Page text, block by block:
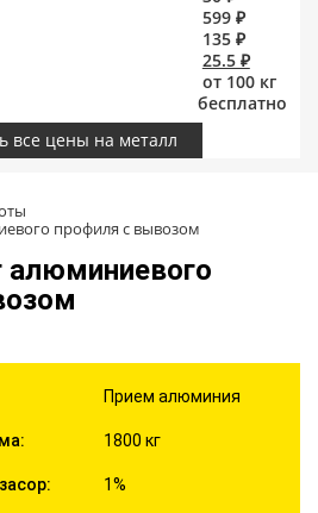
599 ₽
135 ₽
25.5 ₽
от 100 кг
бесплатно
все цены на металл
профиля с вывозом
алюминиевого
Прием алюминия
1800 кг
1%